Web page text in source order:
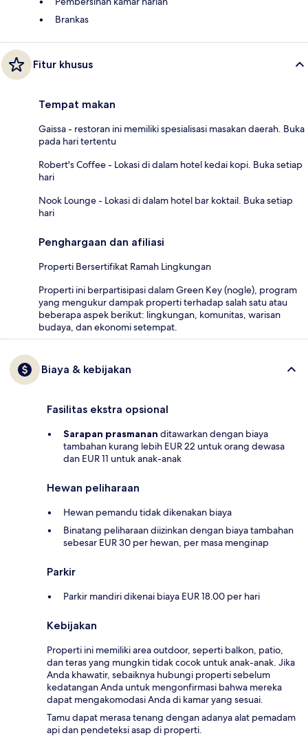
Brankas
Fitur khusus
Tempat makan
Gaissa - restoran ini memiliki spesialisasi masakan daerah. Buka
pada hari tertentu
Robert's Coffee - Lokasi di dalam hotel kedai kopi. Buka setiap
hari
Nook Lounge - Lokasi di dalam hotel bar koktail. Buka setiap
hari
Penghargaan dan afiliasi
Properti Bersertifikat Ramah Lingkungan
Properti ini berpartisipasi dalam Green Key (nogle), program
yang mengukur dampak properti terhadap salah satu atau
beberapa aspek berikut: lingkungan, komunitas, warisan
budaya, dan ekonomi setempat.
Biaya & kebijakan
Fasilitas ekstra opsional
Sarapan prasmanan ditawarkan dengan biaya
tambahan kurang lebih EUR 22 untuk orang dewasa
dan EUR 11 untuk anak-anak
Hewan peliharaan
Hewan pemandu tidak dikenakan biaya
Binatang peliharaan diizinkan dengan biaya tambahan
sebesar EUR 30 per hewan, per masa menginap
Parkir
Parkir mandiri dikenai biaya EUR 18.00 per hari
Kebijakan
Properti ini memiliki area outdoor, seperti balkon, patio,
dan teras yang mungkin tidak cocok untuk anak-anak. Jika
Anda khawatir, sebaiknya hubungi properti sebelum
kedatangan Anda untuk mengonfirmasi bahwa mereka
dapat mengakomodasi Anda di kamar yang sesuai.
Tamu dapat merasa tenang dengan adanya alat pemadam
api dan pendeteksi asap di properti.